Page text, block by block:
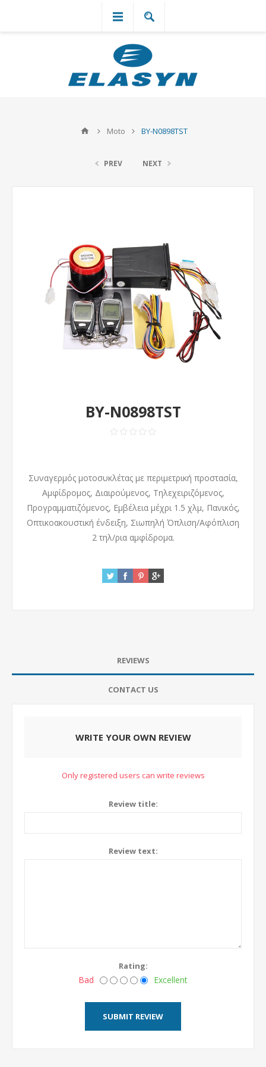
Moto BY-N0898TST
PREV NEXT
BY-N0898TST
Συναγερμός μοτοσυκλέτας με περιμετρική προστασία,
Αμφίδρομος, Διαιρούμενος, Τηλεχειριζόμενος,
Προγραμματιζόμενος, Εμβέλεια μέχρι 1.5 χλμ, Πανικός,
Οπτικοακουστική ένδειξη, Σιωπηλή Όπλιση/Αφόπλιση
2 τηλ/ρια αμφίδρομα.
REVIEWS
CONTACT US
WRITE YOUR OWN REVIEW
Only registered users can write reviews
Review title:
Review text:
Rating:
Bad Excellent